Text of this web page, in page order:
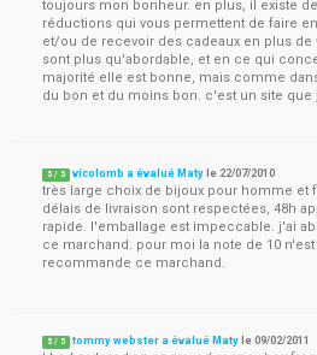
toujours mon bonheur. en plus, il existe
réductions qui vous permettent de faire
et/ou de recevoir des cadeaux en plus
sont plus qu'abordable, et en ce qui
majorité elle est bonne, mais comme
du bon et du moins bon. c'est un site
5 / 5 vicolomb a évalué Maty le 22/07/2010
très large choix de bijoux pour homme et
délais de livraison sont respectées, 48h
rapide. l'emballage est impeccable. j'ai
ce marchand. pour moi la note de 10
recommande ce marchand.
5 / 5 tommy webster a évalué Maty le09/02/2011